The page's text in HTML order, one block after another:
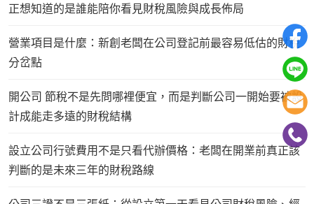
正想知道的是誰能陪你看見財稅風險與成長佈局
營業項目是什麼：新創老闆在公司登記前最容易低估的財稅
分岔點
開公司 節稅不是先問哪裡便宜，而是判斷公司一開始要被設
計成能走多遠的財稅結構
設立公司行號費用不是只看代辦價格：老闆在開業前真正該
判斷的是未來三年的財稅路線